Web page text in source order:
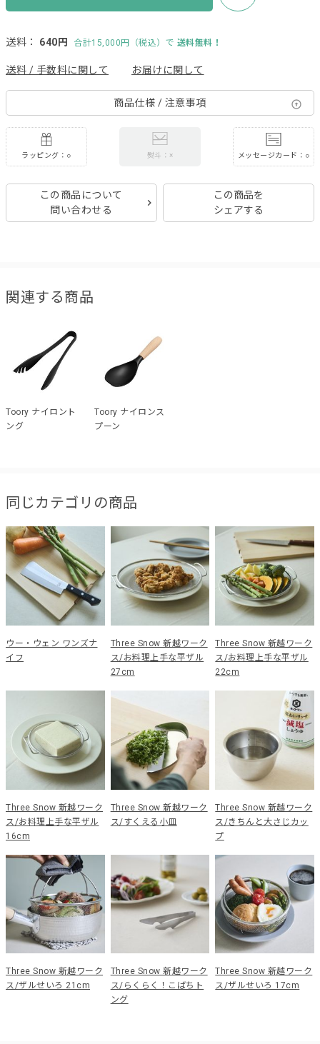
送料： 640円 合計15,000円（税込）で 送料無料！
送料 / 手数料に関して お届けに関して
商品仕様 / 注意事項
ラッピング：○ 熨斗：× メッセージカード：○
この商品について
問い合わせる
この商品を
シェアする
関連する商品
Toory ナイロント
ング
Toory ナイロンス
プーン
同じカテゴリの商品
ウー・ウェン ワンズナ
イフ
Three Snow 新越ワーク
ス/お料理上手な平ザル
27cm
Three Snow 新越ワーク
ス/お料理上手な平ザル
22cm
Three Snow 新越ワーク
ス/お料理上手な平ザル
16cm
Three Snow 新越ワーク
ス/すくえる小皿
Three Snow 新越ワーク
ス/きちんと大さじカッ
プ
Three Snow 新越ワーク
ス/ザルせいろ 21cm
Three Snow 新越ワーク
ス/らくらく！こばちト
ング
Three Snow 新越ワーク
ス/ザルせいろ 17cm